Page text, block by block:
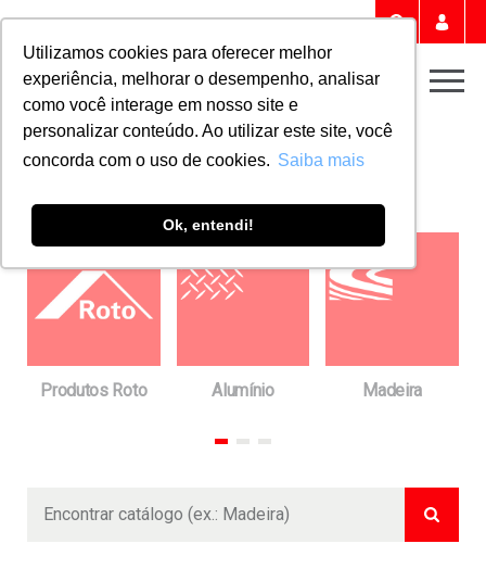
Utilizamos cookies para oferecer melhor
experiência, melhorar o desempenho, analisar
como você interage em nosso site e
personalizar conteúdo. Ao utilizar este site, você
concorda com o uso de cookies. Saiba mais
Ok, entendi!
BuscarPortal
CATÁLOGOS
Produtos Roto Alumínio Madeira
Buscar